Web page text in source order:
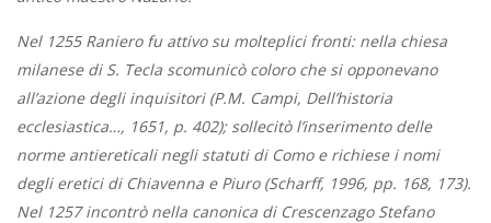
Nel 1255 Raniero fu attivo su molteplici fronti: nella chiesa
milanese di S. Tecla scomunicò coloro che si opponevano
all’azione degli inquisitori (P.M. Campi, Dell’historia
ecclesiastica…, 1651, p. 402); sollecitò l’inserimento delle
norme antiereticali negli statuti di Como e richiese i nomi
degli eretici di Chiavenna e Piuro (Scharff, 1996, pp. 168, 173).
Nel 1257 incontrò nella canonica di Crescenzago Stefano